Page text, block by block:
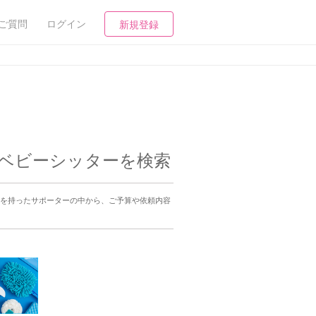
質問 ログイン 新規登録
ビーシッターを検索
持ったサポーターの中から、ご予算や依頼内容